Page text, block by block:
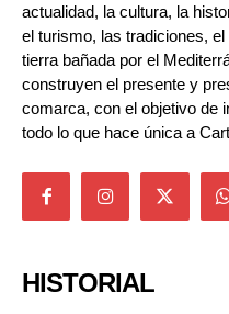
actualidad, la cultura, la
el turismo, las tradiciones,
tierra bañada por el
construyen el presente y
comarca, con el objetivo de
todo lo que hace única a
HISTORIAL